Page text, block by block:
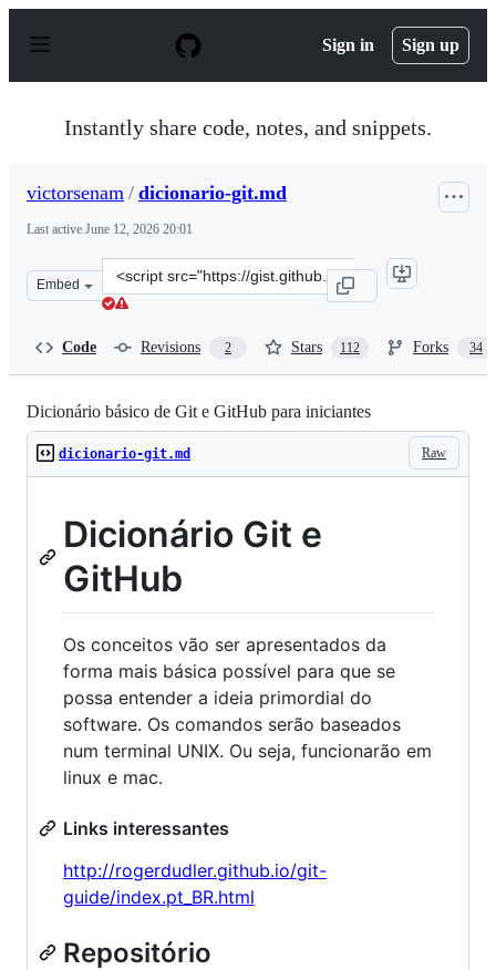
p
Sign in Sign up
Instantly share code, notes, and snippets.
victorsenam / dicionario-git.md
Last active June 12, 2026 20:01
Embed
Clone
this
Code Revisions 2 Stars 112 Forks 34
Dicionário básico de Git e GitHub para iniciantes
Raw
dicionario-git.md
Dicionário Git e
GitHub
Os conceitos vão ser apresentados da
forma mais básica possível para que se
possa entender a ideia primordial do
software. Os comandos serão baseados
num terminal UNIX. Ou seja, funcionarão em
linux e mac.
Links interessantes
http://rogerdudler.github.io/git-
guide/index.pt_BR.html
Repositório